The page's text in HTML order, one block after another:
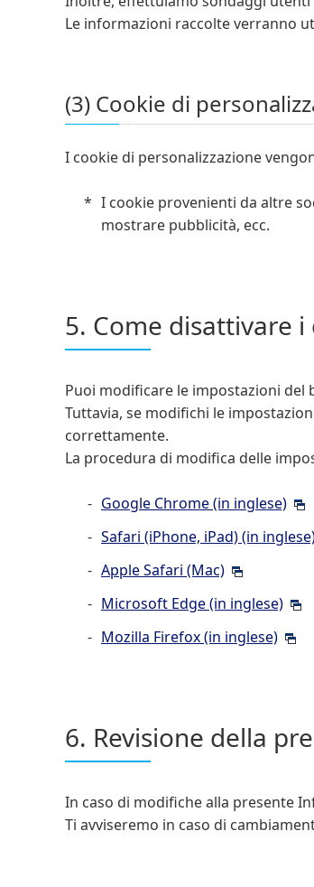
Le informazioni raccolte verranno
(3) Cookie di
I cookie di personalizzazione
I cookie provenienti da altre
mostrare pubblicità, ecc.
5. Come disattivare i
Puoi modificare le impostazioni del
Tuttavia, se modifichi le
correttamente.
La procedura di modifica delle
Google Chrome (in inglese)
Safari (iPhone, iPad) (in
Apple Safari (Mac)
Microsoft Edge (in inglese)
Mozilla Firefox (in inglese)
6. Revisione della
In caso di modifiche alla presente
Ti avviseremo in caso di